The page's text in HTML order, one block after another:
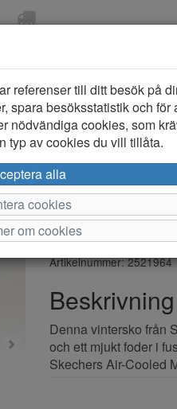
Dam
Varumärke: Skechers
Artikelnummer: 2521964
Beskrivning
Denna vintersko från
och ett mjukt foder i
Skechers Air-Cooled
referenser till ditt besök på
spara besöksstatistik och för
nödvändiga cookies, som
typ av cookies du vill tillåta.
alla
cookies
om cookies